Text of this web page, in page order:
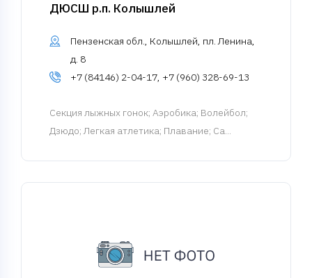
ДЮСШ р.п. Колышлей
Пензенская обл., Колышлей, пл. Ленина,
д. 8
+7 (84146) 2-04-17, +7 (960) 328-69-13
Cекция лыжных гонок; Аэробика; Волейбол;
Дзюдо; Легкая атлетика; Плавание; Са...